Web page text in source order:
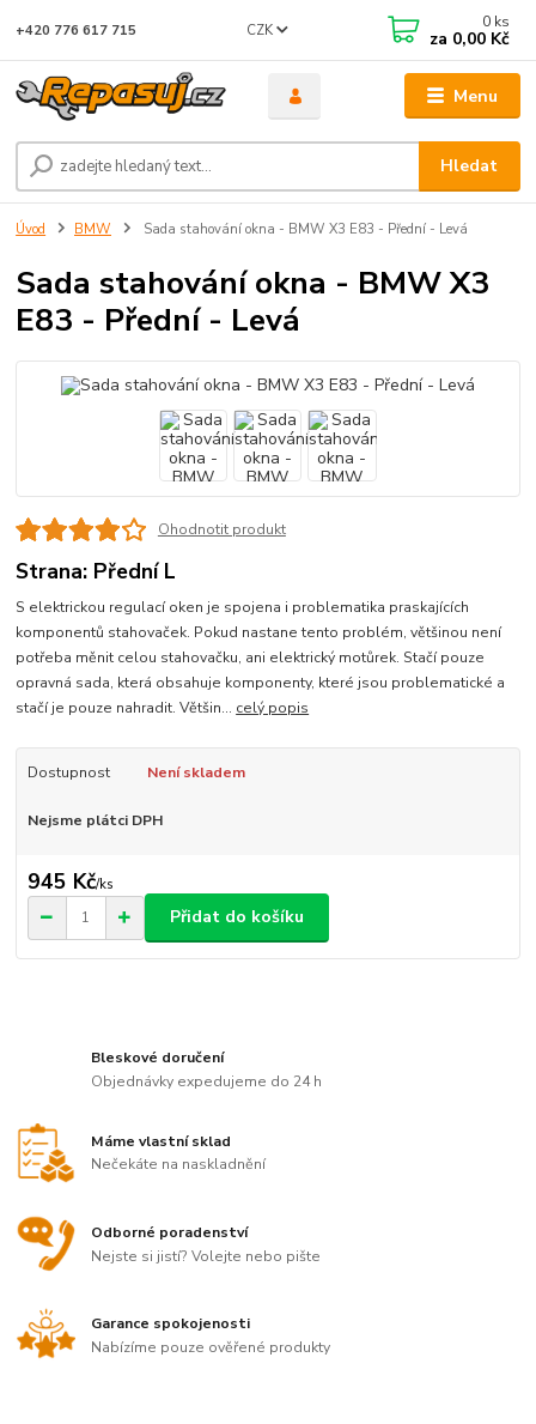
Menu
CZK
Hledat
+420 776 617 715 0 ks
za 0,00 Kč
Úvod BMW Sada stahování okna - BMW X3 E83 - Přední - Levá
Sada stahování okna - BMW X3
E83 - Přední - Levá
Ohodnotit produkt
Strana: Přední L
S elektrickou regulací oken je spojena i problematika praskajících
komponentů stahovaček. Pokud nastane tento problém, většinou není
potřeba měnit celou stahovačku, ani elektrický motůrek. Stačí pouze
opravná sada, která obsahuje komponenty, které jsou problematické a
stačí je pouze nahradit. Většin... celý popis
Dostupnost Není skladem
Nejsme plátci DPH
945 Kč/ks
Přidat do košíku
Bleskové doručení
Objednávky expedujeme do 24 h
Máme vlastní sklad
Nečekáte na naskladnění
Odborné poradenství
Nejste si jistí? Volejte nebo pište
Garance spokojenosti
Nabízíme pouze ověřené produkty